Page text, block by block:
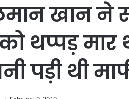
खान ने
थप्पड़ मार
पड़ी थी